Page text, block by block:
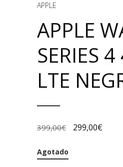
APPLE
APPLE
SERIES
LTE
399,00€ 299,00€
Agotado